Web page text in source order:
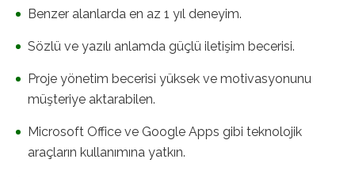
Benzer alanlarda en az 1 yıl deneyim.
Sözlü ve yazılı anlamda güçlü iletişim becerisi.
Proje yönetim becerisi yüksek ve motivasyonunu
müşteriye aktarabilen.
Microsoft Office ve Google Apps gibi teknolojik
araçların kullanımına yatkın.